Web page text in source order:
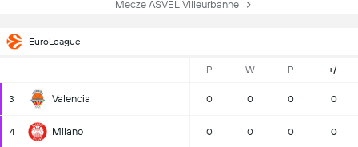
Mecze ASVEL Villeurbanne
EuroLeague
P W P +/-
3 Valencia 0 0 0 0
4 Milano 0 0 0 0